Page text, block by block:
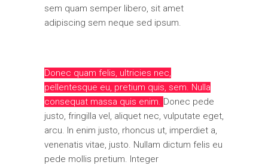
sem quam semper libero, sit amet
adipiscing sem neque sed ipsum.
Donec quam felis, ultricies nec,
pellentesque eu, pretium quis, sem. Nulla
consequat massa quis enim. Donec pede
justo, fringilla vel, aliquet nec, vulputate eget,
arcu. In enim justo, rhoncus ut, imperdiet a,
venenatis vitae, justo. Nullam dictum felis eu
pede mollis pretium. Integer